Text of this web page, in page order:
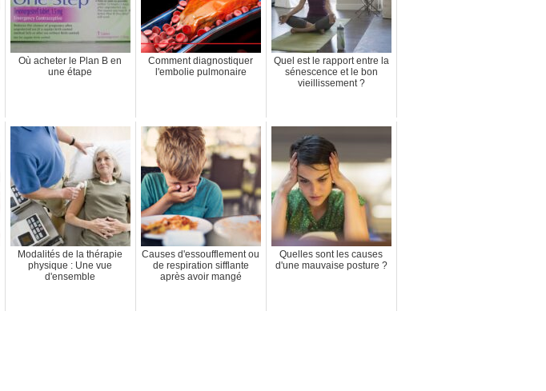
Où acheter le Plan B en
une étape
Comment diagnostiquer
l'embolie pulmonaire
Quel est le rapport entre la
sénescence et le bon
vieillissement ?
Modalités de la thérapie
physique : Une vue
d'ensemble
Causes d'essoufflement ou
de respiration sifflante
après avoir mangé
Quelles sont les causes
d'une mauvaise posture ?